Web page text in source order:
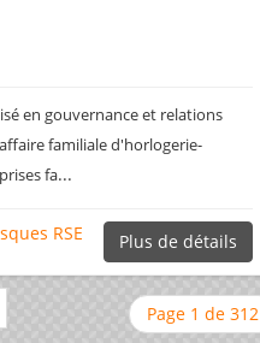
en gouvernance et relations
familiale d'horlogerie-
fa...
Plus de détails
RSE
Page 1 de 312